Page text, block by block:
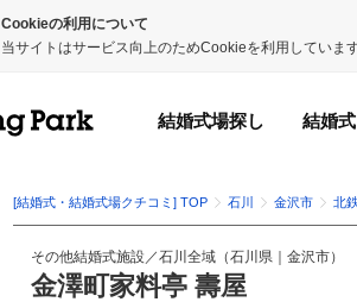
Cookieの利用について
当サイトはサービス向上のためCookieを利用していま
結婚式場探し 結婚
[結婚式・結婚式場クチコミ] TOP 石川 金沢市 北
その他結婚式施設 ／石川全域 （石川県 金沢市）
金澤町家料亭 壽屋